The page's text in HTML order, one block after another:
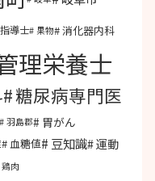
導士 果物 消化器内科
理栄養士
糖尿病専門医
羽島郡 胃がん
血糖値 豆知識 運動
鶏肉